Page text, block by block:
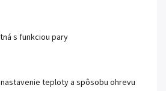
s funkciou pary
teploty a spôsobu ohrevu